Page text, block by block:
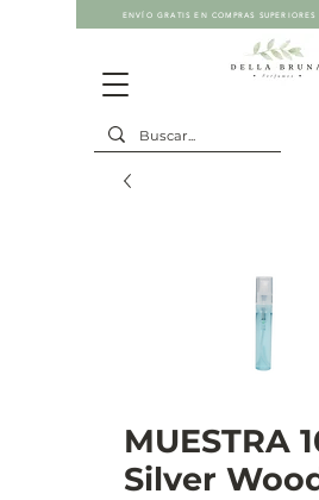
ENVÍO GRATIS EN COMPRAS
MUESTRA
Silver